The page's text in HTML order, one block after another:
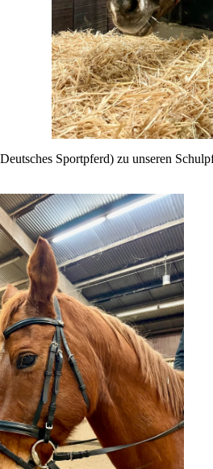
Sportpferd) zu unseren